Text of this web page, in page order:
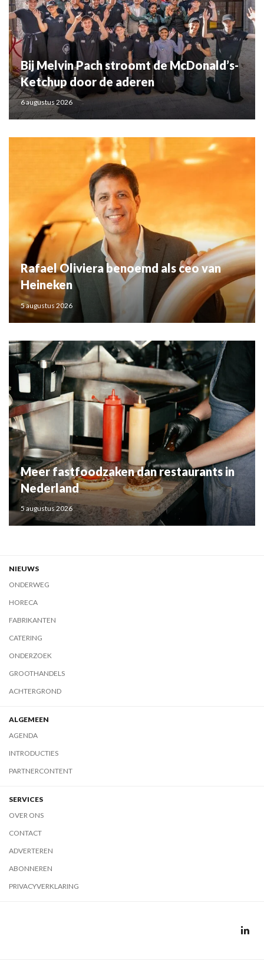
Bij Melvin Pach stroomt de McDonald’s-
Ketchup door de aderen
6 augustus 2026
Rafael Oliviera benoemd als ceo van
Heineken
5 augustus 2026
Meer fastfoodzaken dan restaurants in
Nederland
5 augustus 2026
NIEUWS
ONDERWEG
HORECA
FABRIKANTEN
CATERING
ONDERZOEK
GROOTHANDELS
ACHTERGROND
ALGEMEEN
AGENDA
INTRODUCTIES
PARTNERCONTENT
SERVICES
OVER ONS
CONTACT
ADVERTEREN
ABONNEREN
PRIVACYVERKLARING